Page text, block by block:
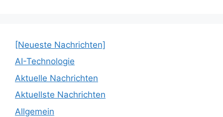
[Neueste Nachrichten]
AI-Technologie
Aktuelle Nachrichten
Aktuellste Nachrichten
Allgemein